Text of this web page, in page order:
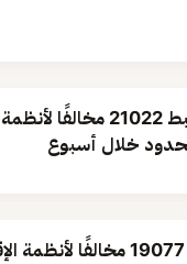
«الداخلية»: ضبط 21022
خلال أسبوع
الداخلية: ضبط 19077 مخالفًا